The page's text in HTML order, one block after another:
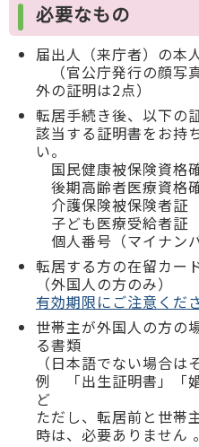
必要なもの
届出人（来庁者）の本
（官公庁発行の顔写
外の証明は2点）
転居手続き後、以下の
該当する証明書をお持
い。
国民健康被保険資格
後期高齢者医療資格
介護保険被保険者証
子ども医療受給者証
個人番号（マイナン
転居する方の在留カー
（外国人の方のみ）
有効期限にご注意くだ
世帯主が外国人の方の
る書類
（日本語でない場合は
例 「出生証明書」「
ど
ただし、転居前と世帯
時は、必要ありません 。